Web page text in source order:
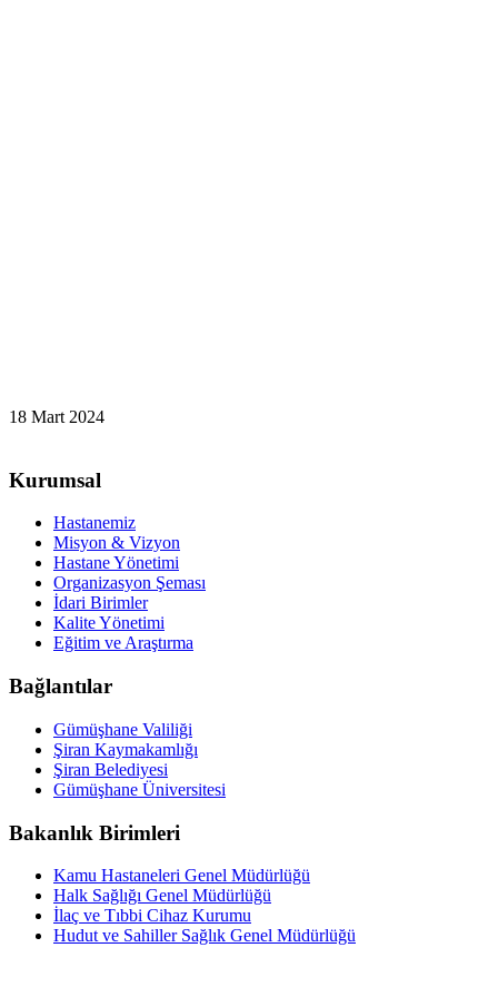
18 Mart 2024
Kurumsal
Hastanemiz
Misyon & Vizyon
Hastane Yönetimi
Organizasyon Şeması
İdari Birimler
Kalite Yönetimi
Eğitim ve Araştırma
Bağlantılar
Gümüşhane Valiliği
Şiran Kaymakamlığı
Şiran Belediyesi
Gümüşhane Üniversitesi
Bakanlık Birimleri
Kamu Hastaneleri Genel Müdürlüğü
Halk Sağlığı Genel Müdürlüğü
İlaç ve Tıbbi Cihaz Kurumu
Hudut ve Sahiller Sağlık Genel Müdürlüğü